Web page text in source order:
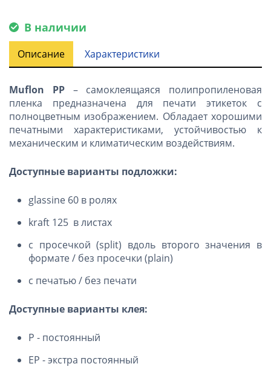
В наличии
Описание Характеристики
Muflon PP– cамоклеящаяся полипропиленовая
пленка предназначена для печати этикеток с
полноцветным изображением. Обладает хорошими
печатными характеристиками, устойчивостью к
механическим и климатическим воздействиям.
Доступные варианты подложки:
glassine 60 в ролях
kraft 125 в листах
с просечкой (split) вдоль второго значения в
формате / без просечки (plain)
с печатью / без печати
Доступные варианты клея:
P - постоянный
EP - экстра постоянный